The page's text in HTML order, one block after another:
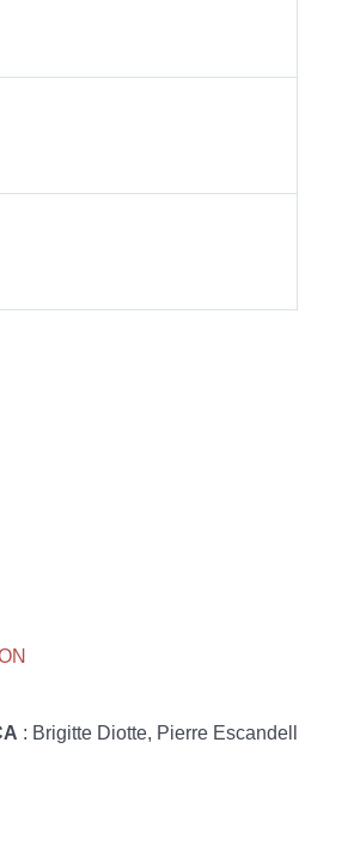
: Brigitte Diotte, Pierre Escandell